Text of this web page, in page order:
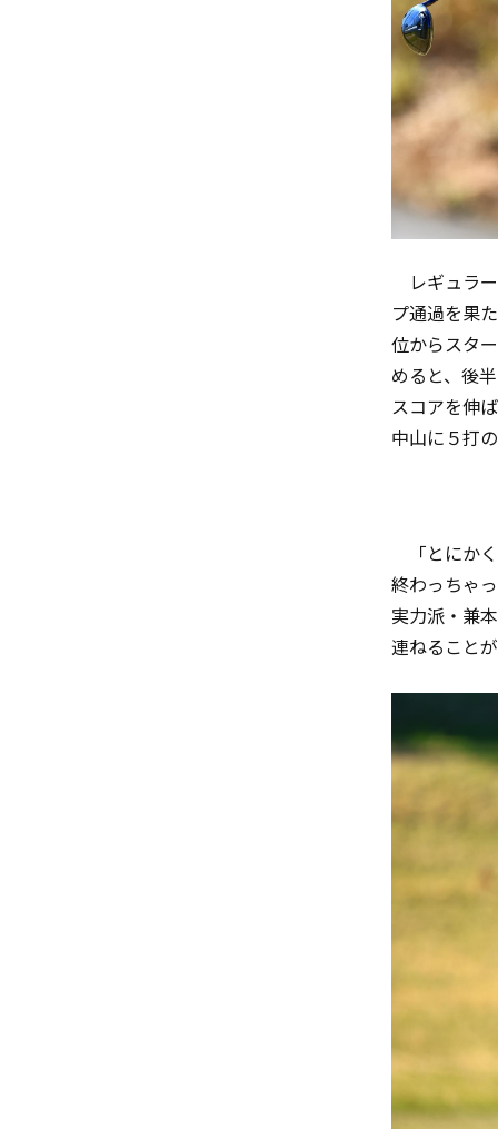
レギュラ
プ通過を果
位からスタ
めると、後
スコアを伸
中山に５打
「とにか
終わっちゃ
実力派・兼
連ねること